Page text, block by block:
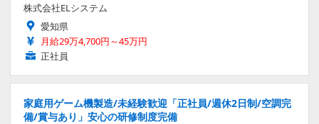
株式会社ELシステム
愛知県
月給29万4,700円～45万円
正社員
家庭用ゲーム機製造/未経験歓迎「正社員/週休2日制/空調完
備/賞与あり」安心の研修制度完備